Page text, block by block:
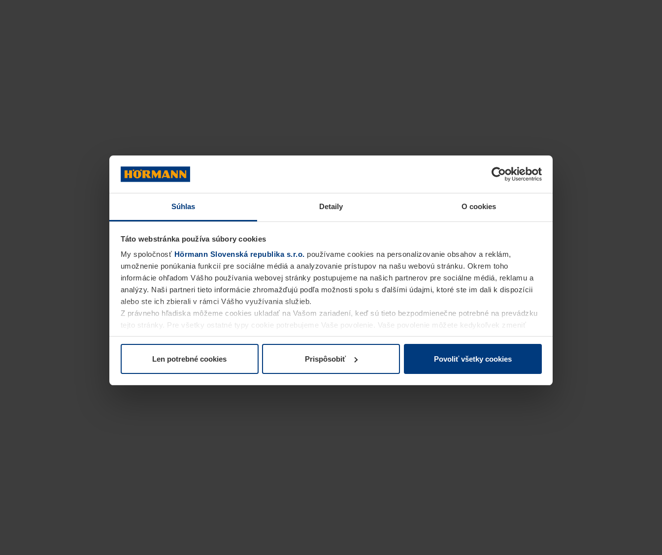
Súhlas Detaily O cookies
Táto webstránka používa súbory cookies
My spoločnosť Hörmann Slovenská republika s.r.o. používame cookies na personalizovanie obsahov a reklám,
umožnenie ponúkania funkcií pre sociálne médiá a analyzovanie prístupov na našu webovú stránku. Okrem toho
informácie ohľadom Vášho používania webovej stránky postupujeme na našich partnerov pre sociálne médiá, reklamu a
analýzy. Naši partneri tieto informácie zhromažďujú podľa možnosti spolu s ďalšími údajmi, ktoré ste im dali k dispozícii
alebo ste ich zbierali v rámci Vášho využívania služieb.
Z právneho hľadiska môžeme cookies ukladať na Vašom zariadení, keď sú tieto bezpodmienečne potrebné na prevádzku
tejto stránky. Pre všetky ostatné typy cookie potrebujeme Vaše povolenie. Vaše povolenie môžete kedykoľvek zmeniť
alebo odvolať vo vysvetlení cookie na stránkeVyhlásenie o ochrane osobných údajovnašej webovej stránky.
Len potrebné cookies Prispôsobiť Povoliť všetky cookies